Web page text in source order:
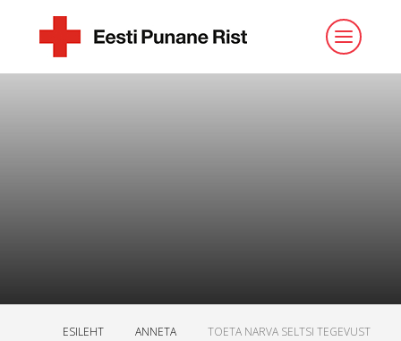
ESILEHT ANNETA TOETA NARVA SELTSI TEGEVUST